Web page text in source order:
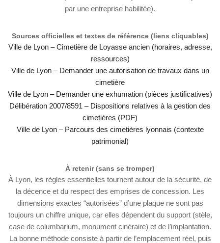
par une entreprise habilitée).
Sources officielles et textes de référence (liens cliquables)
Ville de Lyon – Cimetière de Loyasse ancien (horaires, adresse,
ressources)
Ville de Lyon – Demander une autorisation de travaux dans un
cimetière
Ville de Lyon – Demander une exhumation (pièces justificatives)
Délibération 2007/8591 – Dispositions relatives à la gestion des
cimetières (PDF)
Ville de Lyon – Parcours des cimetières lyonnais (contexte
patrimonial)
À retenir (sans se tromper)
À Lyon, les règles essentielles tournent autour de la sécurité, de
la décence et du respect des emprises de concession. Les
dimensions exactes “autorisées” d’une plaque ne sont pas
toujours un chiffre unique, car elles dépendent du support (stèle,
case de columbarium, monument cinéraire) et de l’implantation.
La bonne méthode consiste à partir de l’emplacement réel, puis